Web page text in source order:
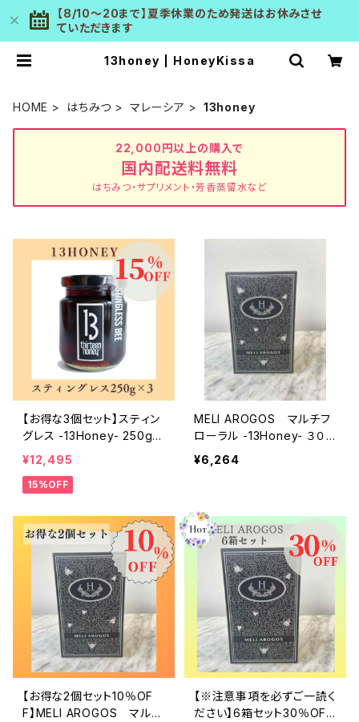
【8/10～20まで】夏季休業のため発送はお休みさせ
ていただきます
13honey | HoneyKissa
HOME はちみつ マレーシア 13honey
22,000円以上の購入で
国内配送料無料
はちみつ・サプリメント・芳香蒸留水など
【お得な3個セット】スティン
グレス -13Honey- 250g
※賞味期限2026年2月
¥12,495
15%OFF
MELI AROGOS マルチフ
ローラル -13Honey- ３０
本入りボックス
¥6,264
【お得な2個セット10％OF
F】MELI AROGOS マルチ
【※注意事項を必ずご一読く
ださい】6箱セット30％OFF